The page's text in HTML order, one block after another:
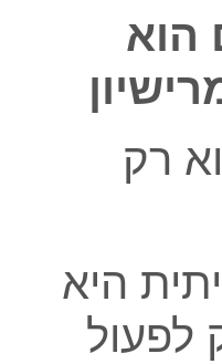
הוא
רק
היא
לפעול